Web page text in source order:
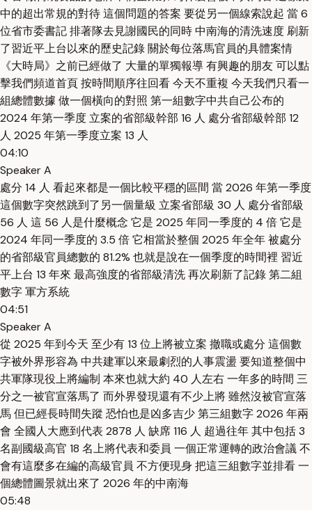
中的超出常規的對待 這個問題的答案 要從另一個線索說起 當 6
位省市委書記 排著隊去見謝國民的同時 中南海的清洗速度 刷新
了習近平上台以來的歷史記錄 關於每位落馬官員的具體案情
《大時局》之前已經做了 大量的單獨報導 有興趣的朋友 可以點
擊我們頻道首頁 按時間順序往回看 今天不重複 今天我們只看一
組總體數據 做一個橫向的對照 第一組數字中共自己公布的
2024 年第一季度 立案的省部級幹部 16 人 處分省部級幹部 12
人 2025 年第一季度立案 13 人
04:10
Speaker A
處分 14 人 看起來都是一個比較平穩的區間 當 2026 年第一季度
這個數字突然跳到了另一個量級 立案省部級 30 人 處分省部級
56 人 這 56 人是什麼概念 它是 2025 年同一季度的 4 倍 它是
2024 年同一季度的 3.5 倍 它相當於整個 2025 年全年 被處分
的省部級官員總數的 81.2% 也就是說在一個季度的時間裡 習近
平上台 13 年來 最高強度的省部級清洗 再次刷新了記錄 第二組
數字 軍方系統
04:51
Speaker A
從 2025 年到今天 至少有 13 位上將被立案 撤職或處分 這個數
字被外界形容為 中共建軍以來最劇烈的人事震盪 要知道整個中
共軍隊現役上將編制 本來也就大約 40 人左右 一年多的時間 三
分之一被官宣落馬了 而外界發現還有不少上將 雖然沒被官宣落
馬 但已經長時間失蹤 恐怕也是凶多吉少 第三組數字 2026 年兩
會 全國人大應到代表 2878 人 缺席 116 人 超過往年 其中包括 3
名副國級高官 18 名上將代表和委員 一個正常運轉的政治會議 不
會有這麼多在編的高級官員 不方便現身 把這三組數字並排看 一
個總體圖景就出來了 2026 年的中南海
05:48